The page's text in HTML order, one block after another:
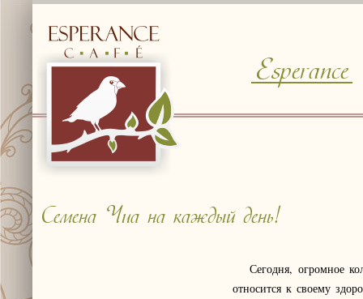
Esperance
© Free Joomla! 3 Modules- byVinaGecko.com
Семена Чиа на каждый день!
Сегодня, огромное
относится к своему